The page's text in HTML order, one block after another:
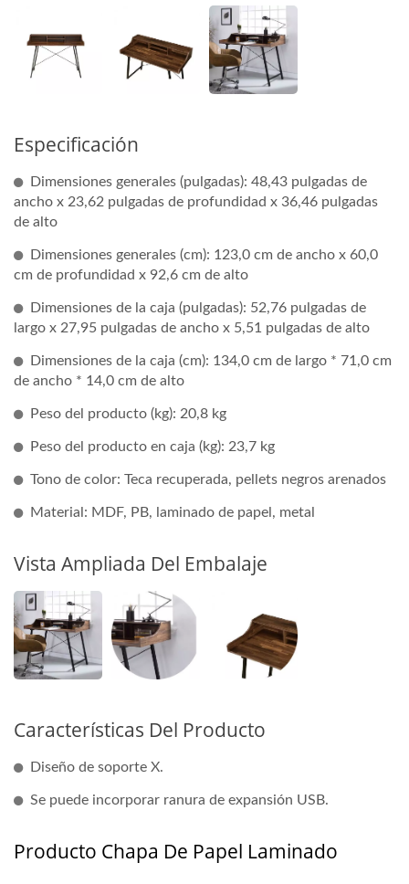
Especificación
Dimensiones generales (pulgadas): 48,43 pulgadas de
ancho x 23,62 pulgadas de profundidad x 36,46 pulgadas
de alto
Dimensiones generales (cm): 123,0 cm de ancho x 60,0
cm de profundidad x 92,6 cm de alto
Dimensiones de la caja (pulgadas): 52,76 pulgadas de
largo x 27,95 pulgadas de ancho x 5,51 pulgadas de alto
Dimensiones de la caja (cm): 134,0 cm de largo * 71,0 cm
de ancho * 14,0 cm de alto
Peso del producto (kg): 20,8 kg
Peso del producto en caja (kg): 23,7 kg
Tono de color: Teca recuperada, pellets negros arenados
Material: MDF, PB, laminado de papel, metal
Vista Ampliada Del Embalaje
Características Del Producto
Diseño de soporte X.
Se puede incorporar ranura de expansión USB.
Producto Chapa De Papel Laminado